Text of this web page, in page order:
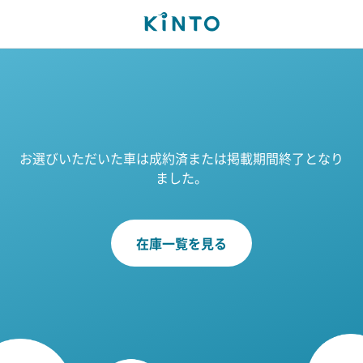
お選びいただいた車は成約済または掲載期間終了となり
ました。
在庫一覧を見る